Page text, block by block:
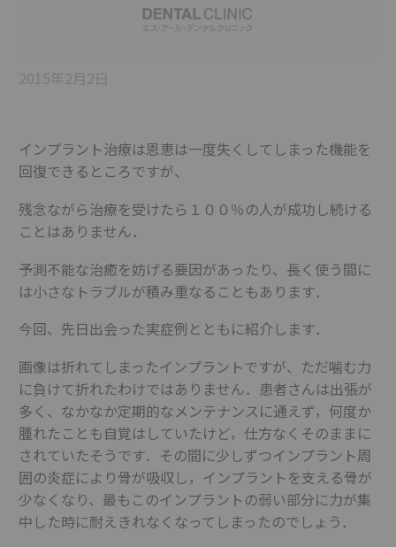
2015年2月2日
インプラント治療は恩恵は一度失くしてしまった機能を
回復できるところですが、
残念ながら治療を受けたら１００％の人が成功し続ける
ことはありません．
予測不能な治癒を妨げる要因があったり、長く使う間に
は小さなトラブルが積み重なることもあります．
今回、先日出会った実症例とともに紹介します．
画像は折れてしまったインプラントですが、ただ噛む力
に負けて折れたわけではありません．患者さんは出張が
多く、なかなか定期的なメンテナンスに通えず，何度か
腫れたことも自覚はしていたけど，仕方なくそのままに
されていたそうです．その間に少しずつインプラント周
囲の炎症により骨が吸収し，インプラントを支える骨が
少なくなり、最もこのインプラントの弱い部分に力が集
中した時に耐えきれなくなってしまったのでしょう．